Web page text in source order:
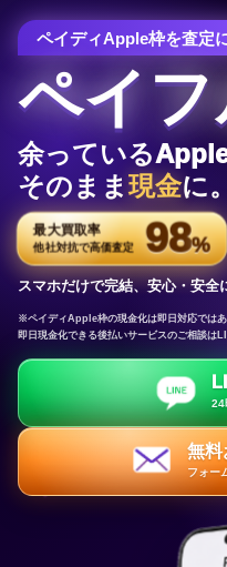
ペイディApple枠を査定
ペイ
余っている
そのまま 現金に。
最大買取率 98%
他社対抗で高価査定
スマホだけで完結、安心・安全
※ペイディApple枠の現金化は即日対応ではあ
即日現金化できる後払いサービスのご相談は
24
無料
フォー